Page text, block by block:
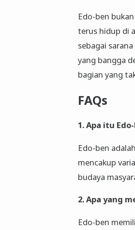
Edo-ben
terus hidup di
sebagai
yang bangga
bagian yang
FAQs
1. Apa itu
Edo-ben
mencakup
budaya
2. Apa yang
Edo-ben